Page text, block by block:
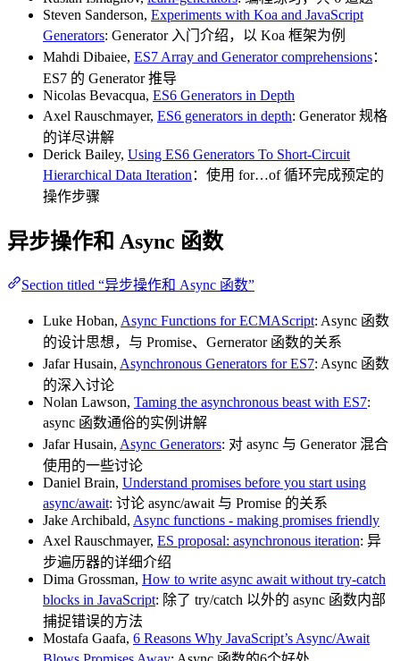
Steven Sanderson, Experiments with Koa and JavaScript
Generators: Generator 入门介绍，以 Koa 框架为例
Mahdi Dibaiee, ES7 Array and Generator comprehensions：
ES7 的 Generator 推导
Nicolas Bevacqua, ES6 Generators in Depth
Axel Rauschmayer, ES6 generators in depth: Generator 规格
的详尽讲解
Derick Bailey, Using ES6 Generators To Short-Circuit
Hierarchical Data Iteration ：使用 for…of 循环完成预定的
操作步骤
异步操作和 Async 函数
Section titled “异步操作和 Async 函数”
Luke Hoban, Async Functions for ECMAScript: Async 函数
的设计思想，与 Promise、Gernerator 函数的关系
Jafar Husain, Asynchronous Generators for ES7: Async 函数
的深入讨论
Nolan Lawson, Taming the asynchronous beast with ES7:
async 函数通俗的实例讲解
Jafar Husain, Async Generators: 对 async 与 Generator 混合
使用的一些讨论
Daniel Brain, Understand promises before you start using
async/await: 讨论 async/await 与 Promise 的关系
Jake Archibald, Async functions - making promises friendly
Axel Rauschmayer, ES proposal: asynchronous iteration: 异
步遍历器的详细介绍
Dima Grossman, How to write async await without try-catch
blocks in JavaScript: 除了 try/catch 以外的 async 函数内部
捕捉错误的方法
Mostafa Gaafa, 6 Reasons Why JavaScript’s Async/Await